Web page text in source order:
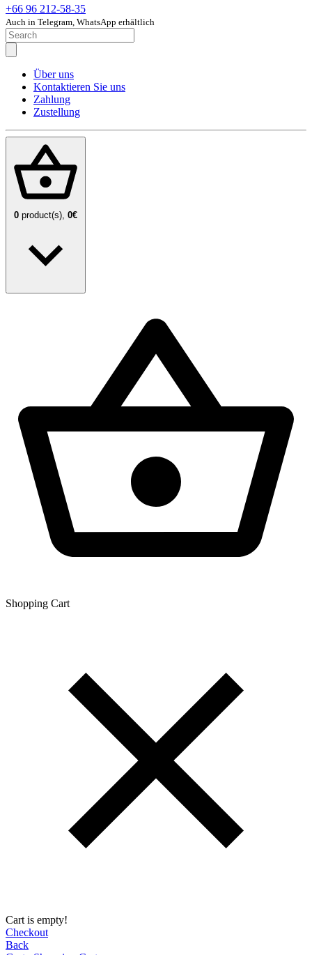
+66 96 212-58-35
Auch in Telegram, WhatsApp erhältlich
Über uns
Kontaktieren Sie uns
Zahlung
Zustellung
0 product(s), 0€
Shopping Сart
Cart is empty!
Checkout
Back